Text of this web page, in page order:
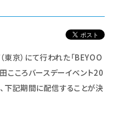
東京）にて行われた「BEYOO
こころバースデーイベント20
下記期間に配信することが決